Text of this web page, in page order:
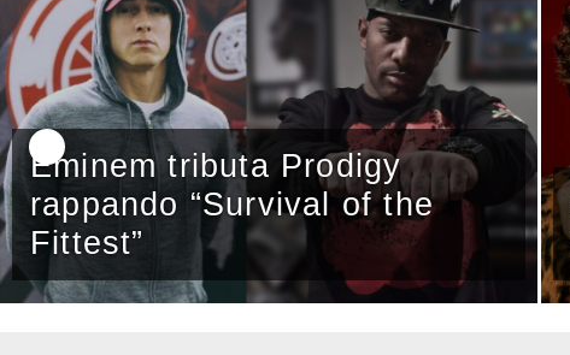
Eminem tributa Prodigy
rappando “Survival of the
Fittest”